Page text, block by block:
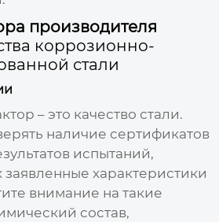
производителя
коррозионно-
стали
– это качество стали.
наличие сертификатов
испытаний,
характеристики
внимание на такие
состав,